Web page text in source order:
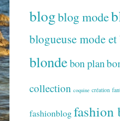
blogblog mode
blogueuse mode et
blondebon plan
collection coquine création
fashionblogfashion